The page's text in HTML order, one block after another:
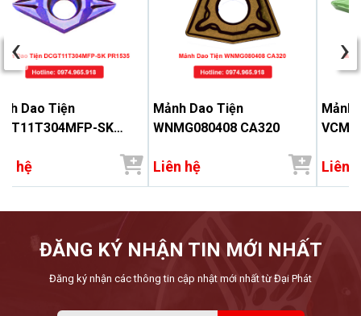
Dao Tiện
SK
hệ
Mảnh Dao Tiện
WNMG080408 CA320
Liên hệ
Mảnh
Liên
‹ ›
ĐĂNG KÝ NHẬN TIN MỚI NHẤT
Đăng ký nhận các thông tin cập nhật mới nhất từ Đại Phát